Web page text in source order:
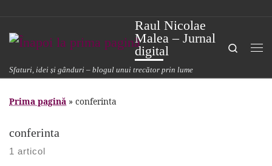
Raul Nicolae
Malea – Jurnal
digital
Sfaturi, idei și gânduri – blogul unui trecător prin lume
Search
Prima pagină » conferinta
conferinta
1 articol